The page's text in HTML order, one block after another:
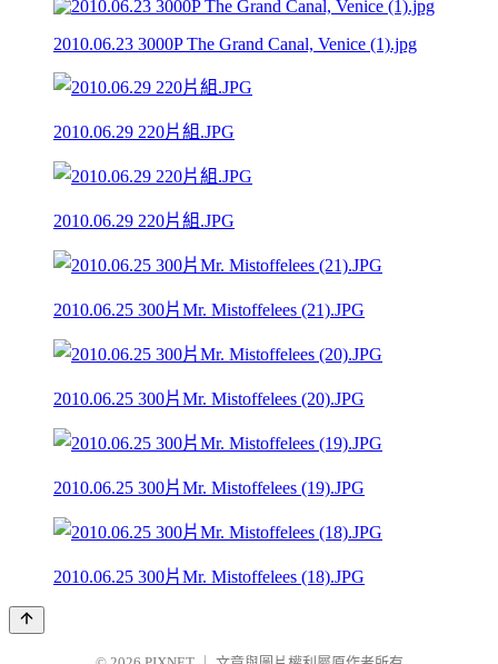
2010.06.23 3000P The Grand Canal, Venice (1).jpg
2010.06.29 220片組.JPG
2010.06.29 220片組.JPG
2010.06.25 300片Mr. Mistoffelees (21).JPG
2010.06.25 300片Mr. Mistoffelees (20).JPG
2010.06.25 300片Mr. Mistoffelees (19).JPG
2010.06.25 300片Mr. Mistoffelees (18).JPG